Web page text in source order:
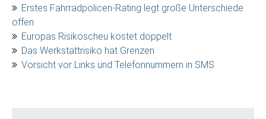
Erstes Fahrradpolicen-Rating legt große Unterschiede
offen
Europas Risikoscheu kostet doppelt
Das Werkstattrisiko hat Grenzen
Vorsicht vor Links und Telefonnummern in SMS